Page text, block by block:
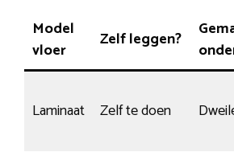
Model
vloer
Zelf leggen?
Laminaat Zelf te doen